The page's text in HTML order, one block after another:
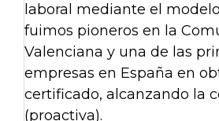
laboral mediante el
fuimos pioneros en la
Valenciana y una de las
empresas en España en
certificado, alcanzando la
(proactiva).